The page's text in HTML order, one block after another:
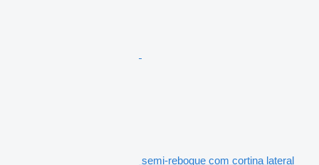
semi-reboque com cortina lateral